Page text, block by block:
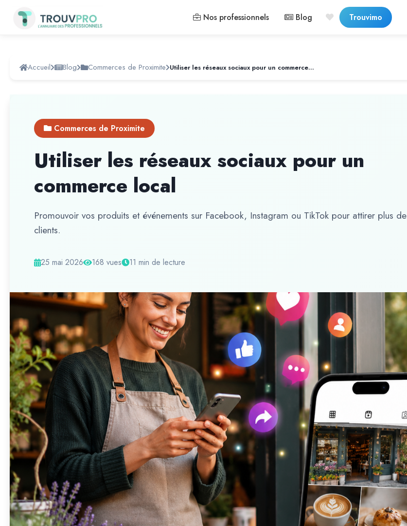
Nos professionnels Blog Trouvimo
Accueil Blog Commerces de Proximite Utiliser les réseaux sociaux pour un commerce local
Commerces de Proximite
Utiliser les réseaux sociaux pour un
commerce local
Promouvoir vos produits et événements sur Facebook, Instagram ou TikTok pour attirer plus de
clients.
25 mai 2026 168 vues 11 min de lecture